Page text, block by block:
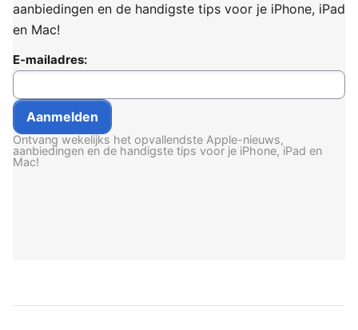
aanbiedingen en de handigste tips voor je iPhone, iPad
en Mac!
E-mailadres:
Ontvang wekelijks het opvallendste Apple-nieuws,
aanbiedingen en de handigste tips voor je iPhone, iPad en
Mac!